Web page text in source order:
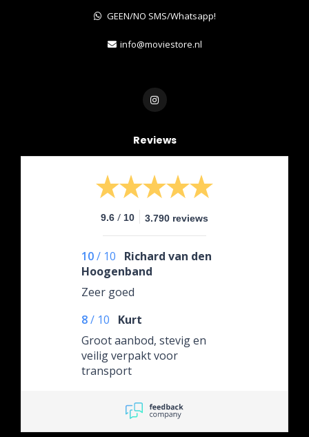
GEEN/NO SMS/Whatsapp!
info@moviestore.nl
Reviews
9.6 / 10 3.790 reviews
10/ 10
Richard van den
Hoogenband
Zeer goed
8/ 10
Kurt
Groot aanbod, stevig en
veilig verpakt voor
transport